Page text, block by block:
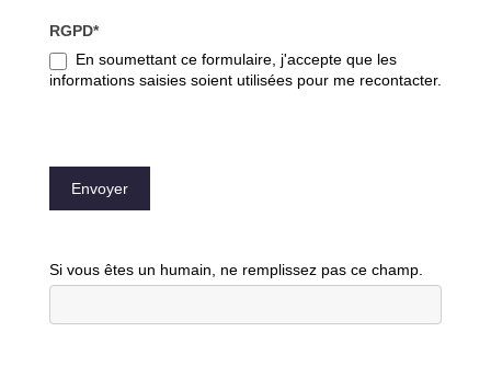
RGPD*
En soumettant ce formulaire, j'accepte que les
informations saisies soient utilisées pour me recontacter.
Envoyer
Si vous êtes un humain, ne remplissez pas ce champ.